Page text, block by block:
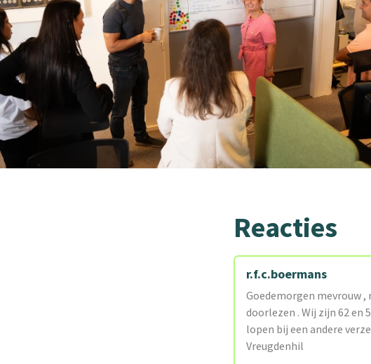
Reacties
r.f.c.boermans
Goedemorgen mevrouw ,
doorlezen . Wij zijn 62 en
lopen bij een andere
Vreugdenhil